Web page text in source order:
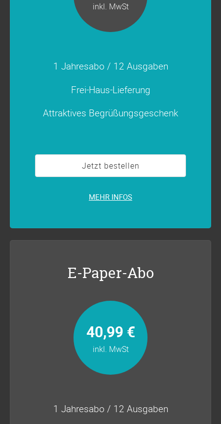
inkl. MwSt
1 Jahresabo / 12 Ausgaben
Frei-Haus-Lieferung
Attraktives Begrüßungsgeschenk
Jetzt bestellen
MEHR INFOS
E-Paper-Abo
40,99 €
inkl. MwSt
1 Jahresabo / 12 Ausgaben